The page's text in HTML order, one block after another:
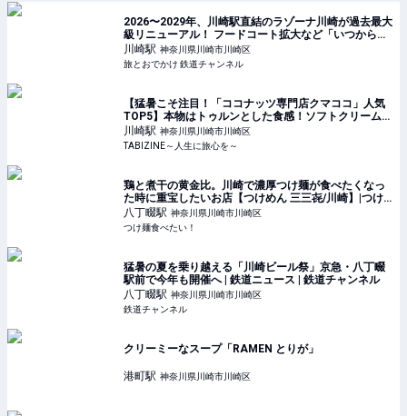
2026〜2029年、川崎駅直結のラゾーナ川崎が過去最大
級リニューアル！ フードコート拡大など「いつから何
が変わるか」徹底解説！ | 旅とおでかけ 鉄道チャンネ
ル
川崎駅 神奈川県川崎市川崎区
旅とおでかけ 鉄道チャンネル
【猛暑こそ注目！「ココナッツ専門店クマココ」人気
TOP5】本物はトゥルンとした食感！ソフトクリームや
ビールも人気｜川崎・ラ チッタデッラ | TABIZINE～人
生に旅心を～
川崎駅 神奈川県川崎市川崎区
TABIZINE～人生に旅心を～
鶏と煮干の黄金比。川崎で濃厚つけ麺が食べたくなっ
た時に重宝したいお店【つけめん 三三㐂/川崎】|つけ
麺食べたい！
八丁畷駅 神奈川県川崎市川崎区
つけ麺食べたい！
猛暑の夏を乗り越える「川崎ビール祭」京急・八丁畷
駅前で今年も開催へ | 鉄道ニュース | 鉄道チャンネル
八丁畷駅 神奈川県川崎市川崎区
鉄道チャンネル
クリーミーなスープ「RAMEN とりが」
港町駅 神奈川県川崎市川崎区